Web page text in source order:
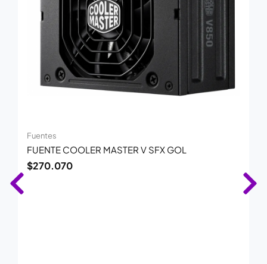
Fuentes
FUENTE COOLER MASTER V SFX GOL
$270.070